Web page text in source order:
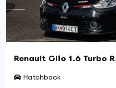
Renault Clio 1.6 Turbo
Hatchback